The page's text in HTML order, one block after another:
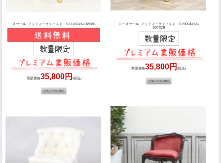
スツール･アンティークテイスト ST1160-H-10P58B
業販価格35,800円 (税込)
ロースツール･アンティークテイスト ST9004-R-S-
10P32B
業販価格35,800円(税込)